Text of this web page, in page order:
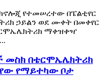
የተመሠረተው በፔልቲየር
ኃይልን ወደ ሙቀት በመቀየር
ማቀዝቀዣ
መስክ በቴርሞኤሌክትሪክ
የማይተካው ቦታ